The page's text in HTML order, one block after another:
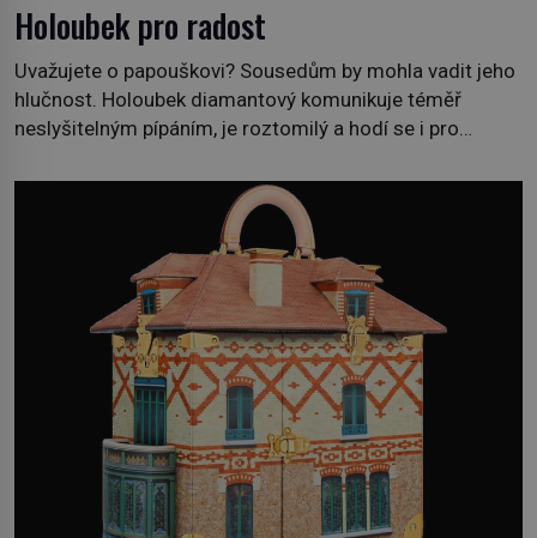
Holoubek pro radost
Uvažujete o papouškovi? Sousedům by mohla vadit jeho
hlučnost. Holoubek diamantový komunikuje téměř
neslyšitelným pípáním, je roztomilý a hodí se i pro
klidného ptáčka, který většinu dne jen posedává. Hodně
času tráví na zemi, kde sbírá zbytky semínek Jeho
domovinou je prakticky celá Austrálie s výjimkou
pobřežní oblasti. […]